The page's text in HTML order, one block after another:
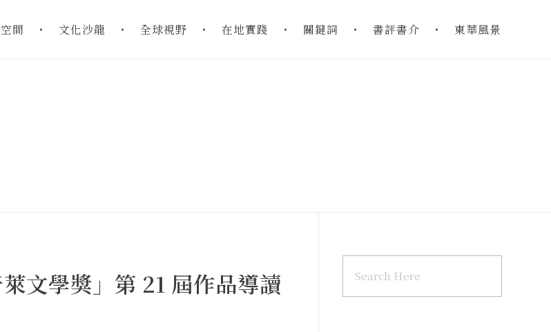
間 文化沙龍 全球視野 在地實踐 關鍵詞 書評書介 東華風景
文學獎」第 21 屆作品導讀